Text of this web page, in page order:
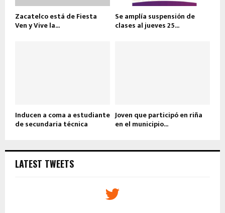
Zacatelco está de Fiesta
Ven y Vive la...
Se amplía suspensión de
clases al jueves 25...
Inducen a coma a estudiante
de secundaria técnica
Joven que participó en riña
en el municipio...
LATEST TWEETS